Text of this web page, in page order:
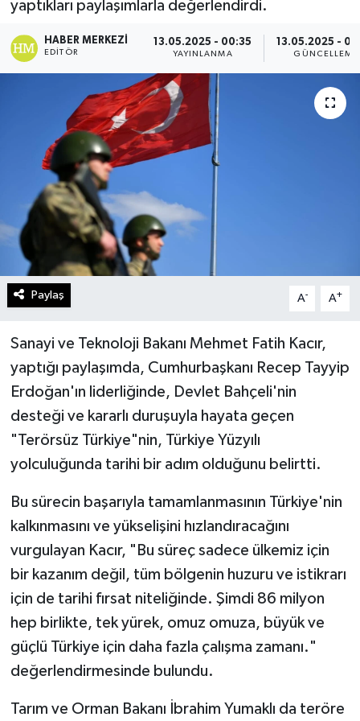
yaptıkları paylaşımlarla değerlendirdi.
HABER MERKEZI
EDITÖR
13.05.2025 - 00:35
YAYINLANMA
13.05.2025 -
GÜNCELLEME
Paylaş A- A+
Sanayi ve Teknoloji Bakanı Mehmet Fatih Kacır,
yaptığı paylaşımda, Cumhurbaşkanı Recep Tayyip
Erdoğan'ın liderliğinde, Devlet Bahçeli'nin
desteği ve kararlı duruşuyla hayata geçen
"Terörsüz Türkiye"nin, Türkiye Yüzyılı
yolculuğunda tarihi bir adım olduğunu belirtti.
Bu sürecin başarıyla tamamlanmasının Türkiye'nin
kalkınmasını ve yükselişini hızlandıracağını
vurgulayan Kacır, "Bu süreç sadece ülkemiz için
bir kazanım değil, tüm bölgenin huzuru ve istikrarı
için de tarihi fırsat niteliğinde. Şimdi 86 milyon
hep birlikte, tek yürek, omuz omuza, büyük ve
güçlü Türkiye için daha fazla çalışma zamanı."
değerlendirmesinde bulundu.
Tarım ve Orman Bakanı İbrahim Yumaklı da teröre
Lider Haber TV Canlı Yayın izle